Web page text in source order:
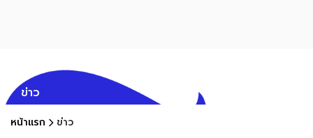
ข่าว
หน้าแรก ข่าว